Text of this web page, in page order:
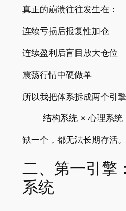
真正的崩溃往往发生在：
连续亏损后报复性加仓
连续盈利后盲目放大仓位
震荡行情中硬做单
所以我把体系拆成两个引擎
结构系统 × 心理系统
缺一个，都无法长期存活。
二、第一引擎
系统